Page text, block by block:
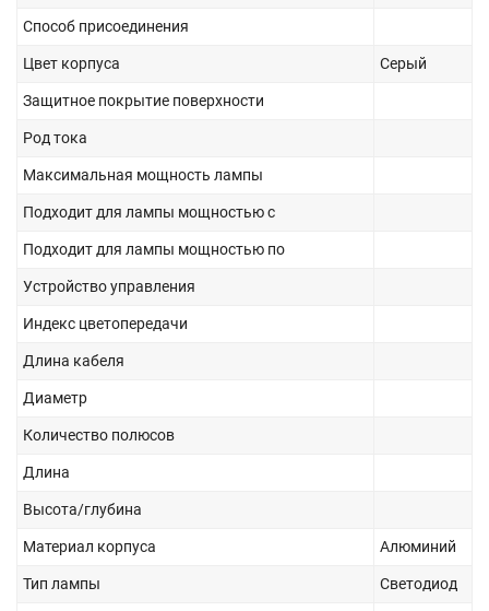
Способ присоединения
Цвет корпуса Серый
Защитное покрытие поверхности
Род тока
Максимальная мощность лампы
Подходит для лампы мощностью с
Подходит для лампы мощностью по
Устройство управления
Индекс цветопередачи
Длина кабеля
Диаметр
Количество полюсов
Длина
Высота/глубина
Материал корпуса Алюминий
Тип лампы Светодиод